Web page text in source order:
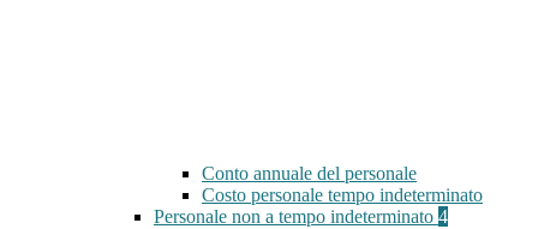
Conto annuale del personale
Costo personale tempo indeterminato
Personale non a tempo indeterminato 4